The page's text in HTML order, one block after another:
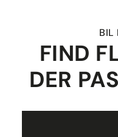
BIL
FIND
DER